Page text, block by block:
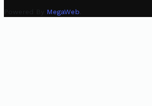
Powered By MegaWeb